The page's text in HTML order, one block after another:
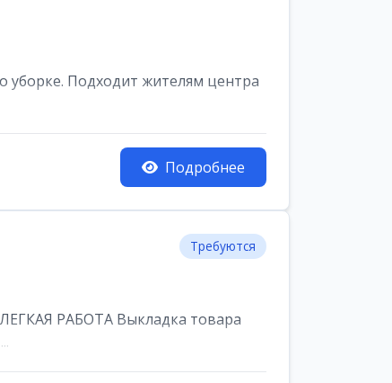
Подходит жителям центра
Подробнее
Требуются
РАБОТА Выкладка товара